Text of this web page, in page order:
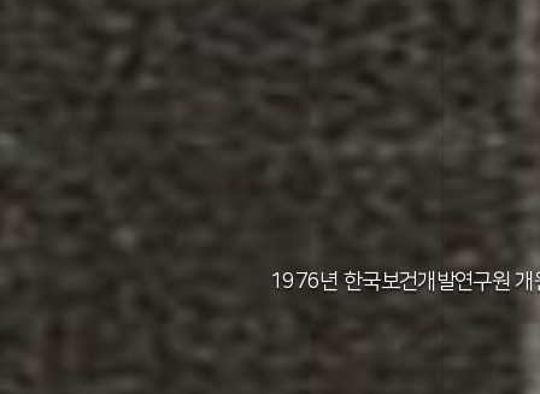
1971년 가족계획연구원
1976년 한국보건개발연구원 개
1982년 한국인구보건연구원 신청사 준
2012년 한국보건사회연구원 서울 청사
2011년 한국보건사회연구원 설립 40주년
2014년 한국보건사회연구원 세종 청사